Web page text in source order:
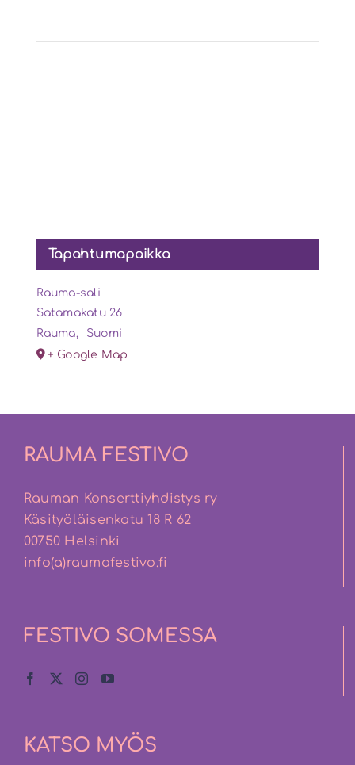
Tapahtumapaikka
Rauma-sali
Satamakatu 26
Rauma,
Suomi
+ Google Map
RAUMA FESTIVO
Rauman Konserttiyhdistys ry
Käsityöläisenkatu 18 R 62
00750 Helsinki
info(a)raumafestivo.fi
FESTIVO SOMESSA
KATSO MYÖS